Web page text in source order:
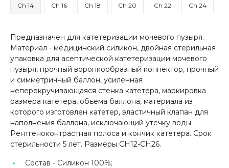
Ch 14 Ch 16 Ch 18 Ch 20 Ch 22 Ch 24
Предназначен для катетеризации мочевого пузыря.
Материал - медицинский силикон, двойная стерильная
упаковка для асептической катетеризации мочевого
пузыря, прочный воронкообразный коннектор, прочный
и симметричный баллон, усиленная
неперекручивающаяся стенка катетера, маркировка
размера катетера, объема баллона, материала из
которого изготовлен катетер, эластичный клапан для
наполнения баллона, исключающий утечку воды.
Рентгеноконтрастная полоса и кончик катетера. Срок
стерильности 5 лет. Размеры СН12-СН26.
Состав - Силикон 100%;